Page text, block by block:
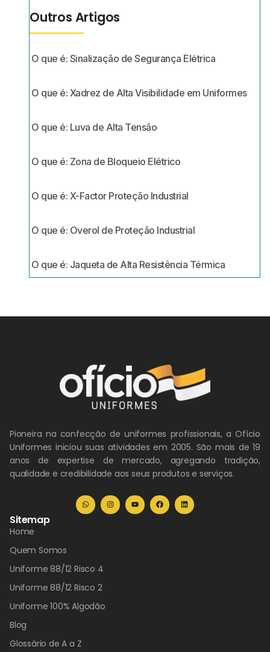
Outros Artigos
O que é: Sinalização de Segurança Elétrica
O que é: Xadrez de Alta Visibilidade em Uniformes
O que é: Luva de Alta Tensão
O que é: Zona de Bloqueio Elétrico
O que é: X-Factor Proteção Industrial
O que é: Overol de Proteção Industrial
O que é: Jaqueta de Alta Resistência Térmica
Pioneira na confecção de uniformes profissionais, a Ofício
Uniformes iniciou suas atividades em 2005. São mais de 19
anos de expertise de mercado, agregando tradição,
qualidade e credibilidade aos seus produtos e serviços.
Sitemap
Home
Quem Somos
Uniforme 88/12 Risco 4
Uniforme 88/12 Risco 2
Uniforme 100% Algodão
Blog
Glossário de A a Z